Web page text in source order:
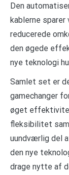
Den
kablerne sparer
reducerede
den øgede
nye teknologi
Samlet set er
gamechanger
øget
fleksibilitet
uundværlig del
den nye
drage nytte af